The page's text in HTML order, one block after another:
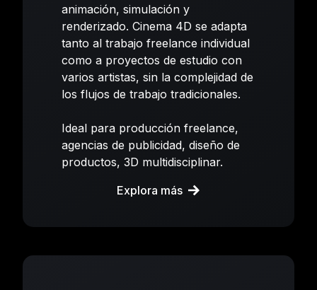
animación, simulación y
renderizado. Cinema 4D se adapta
tanto al trabajo freelance individual
como a proyectos de estudio con
varios artistas, sin la complejidad de
los flujos de trabajo tradicionales.
Ideal para producción freelance,
agencias de publicidad, diseño de
productos, 3D multidisciplinar.
Explora más